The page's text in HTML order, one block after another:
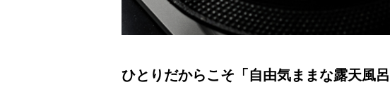
ひとりだからこそ「自由気ままな露天風呂